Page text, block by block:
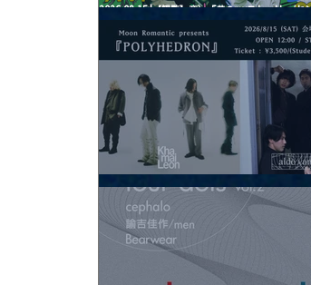
2026.08.15 |【観覧】夜）『巷のmyストーリー/セ
ッシュ⚡️後編』
2026.08.15 |【観覧】昼）月見ルpre.『